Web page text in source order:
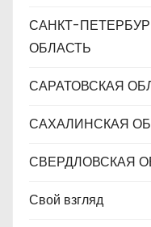
САНКТ-
ОБЛАСТЬ
САРАТОВСКАЯ
САХАЛИНСКАЯ
СВЕРДЛОВСКАЯ
Свой взгляд